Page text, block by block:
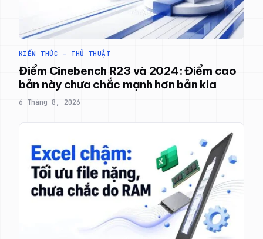
KIẾN THỨC – THỦ THUẬT
Điểm Cinebench R23 và 2024: Điểm cao
bản này chưa chắc mạnh hơn bản kia
6 Tháng 8, 2026